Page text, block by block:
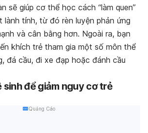
sẽ giúp cơ thể học cách “làm quen”
lành tính, từ đó rèn luyện phản ứng
và cân bằng hơn. Ngoài ra, bạn
khích trẻ tham gia một số môn thể
đá cầu, đi xe đạp hoặc đánh cầu
sinh để giảm nguy cơ trẻ
Quảng Cáo